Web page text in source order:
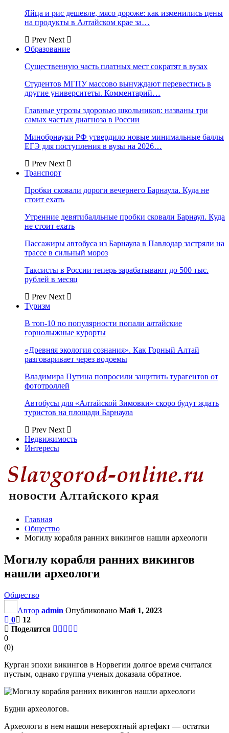
Яйца и рис дешевле, мясо дороже: как изменились цены
на продукты в Алтайском крае за…
Prev Next
Образование
Существенную часть платных мест сократят в вузах
Студентов МГПУ массово вынуждают перевестись в
другие университеты. Комментарий…
Главные угрозы здоровью школьников: названы три
самых частых диагноза в России
Минобрнауки РФ утвердило новые минимальные баллы
ЕГЭ для поступления в вузы на 2026…
Prev Next
Транспорт
Пробки сковали дороги вечернего Барнаула. Куда не
стоит ехать
Утренние девятибалльные пробки сковали Барнаул. Куда
не стоит ехать
Пассажиры автобуса из Барнаула в Павлодар застряли на
трассе в сильный мороз
Таксисты в России теперь зарабатывают до 500 тыс.
рублей в месяц
Prev Next
Туризм
В топ-10 по популярности попали алтайские
горнолыжные курорты
«Древняя экология сознания». Как Горный Алтай
разговаривает через водоемы
Владимира Путина попросили защитить турагентов от
фототроллей
Автобусы для «Алтайской Зимовки» скоро будут ждать
туристов на площади Барнаула
Prev Next
Недвижимость
Интересы
Главная
Общество
Могилу корабля ранних викингов нашли археологи
Могилу корабля ранних викингов
нашли археологи
Общество
Автор admin Опубликовано Май 1, 2023
0
12
Поделится
0
(0)
Курган эпохи викингов в Норвегии долгое время считался
пустым, однако группа ученых доказала обратное.
Будни археологов.
Археологи в нем нашли невероятный артефакт — остатки